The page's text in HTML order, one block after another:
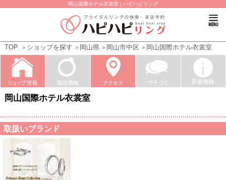
岡山国際ホテル衣裳室 | ハピハピリング
TOP ショップを探す 岡山県 岡山市中区 岡山国際ホテル衣裳室
岡山国際ホテル衣裳室
取扱いブランド